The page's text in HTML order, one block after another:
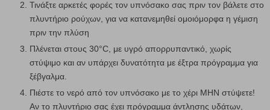
Τινάξτε αρκετές φορές τον υπνόσακο σας πριν τον βάλετε στο
πλυντήριο ρούχων, για να κατανεμηθεί ομοιόμορφα η γέμιση
πριν την πλύση
Πλένεται στους 30°C, με υγρό απορρυπαντικό, χωρίς
στύψιμο και αν υπάρχει δυνατότητα με έξτρα πρόγραμμα για
ξέβγαλμα.
Πιέστε το νερό από τον υπνόσακο με το χέρι ΜΗΝ στύψετε!
Αν το πλυντήριο σας έχει πρόγραμμα άντλησης υδάτων,